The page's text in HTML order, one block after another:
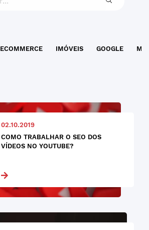
ECOMMERCE IMÓVEIS GOOGLE
02.10.2019
COMO TRABALHAR O SEO DOS
VÍDEOS NO YOUTUBE?